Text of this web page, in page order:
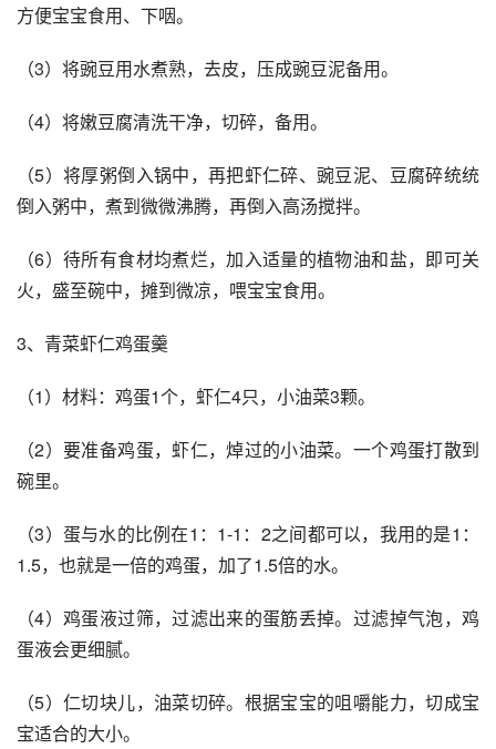
方便宝宝食用、下咽。
（3）将豌豆用水煮熟，去皮，压成豌豆泥备用。
（4）将嫩豆腐清洗干净，切碎，备用。
（5）将厚粥倒入锅中，再把虾仁碎、豌豆泥、豆腐碎统统
倒入粥中，煮到微微沸腾，再倒入高汤搅拌。
（6）待所有食材均煮烂，加入适量的植物油和盐，即可关
火，盛至碗中，摊到微凉，喂宝宝食用。
3、青菜虾仁鸡蛋羹
（1）材料：鸡蛋1个，虾仁4只，小油菜3颗。
（2）要准备鸡蛋，虾仁，焯过的小油菜。一个鸡蛋打散到
碗里。
（3）蛋与水的比例在1：1-1：2之间都可以，我用的是1：
1.5，也就是一倍的鸡蛋，加了1.5倍的水。
（4）鸡蛋液过筛，过滤出来的蛋筋丢掉。过滤掉气泡，鸡
蛋液会更细腻。
（5）仁切块儿，油菜切碎。根据宝宝的咀嚼能力，切成宝
宝适合的大小。